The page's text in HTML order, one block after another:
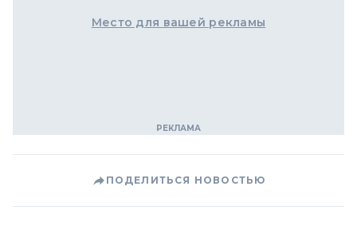
Место для вашей рекламы
ПОДЕЛИТЬСЯ НОВОСТЬЮ